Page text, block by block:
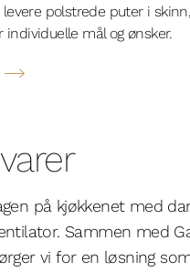
levere polstrede puter i
individuelle mål og ønsker.
på kjøkkenet med
Sammen med
vi for en løsning